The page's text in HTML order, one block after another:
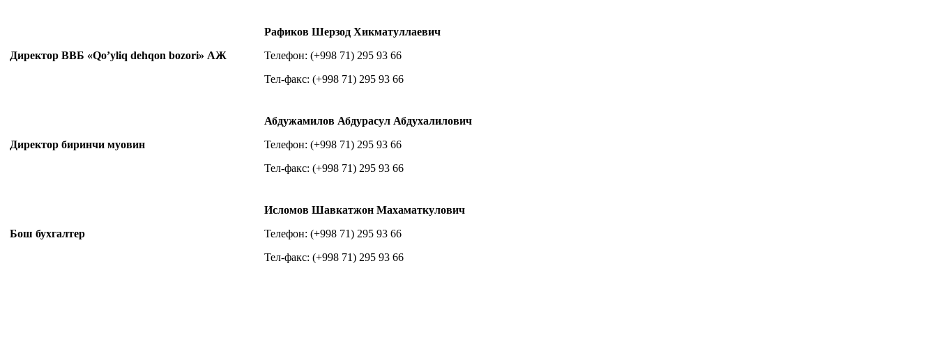
Директор ВВБ «Qo’yliq dehqon bozori» АЖ
Рафиков Шерзод Хикматуллаевич
Телефон: (+998 71) 295 93 66
Тел-факс: (+998 71) 295 93 66
Директор биринчи муовин
Абдужамилов Абдурасул Абдухалилович
Телефон: (+998 71) 295 93 66
Тел-факс: (+998 71) 295 93 66
Бош бухгалтер
Исломов Шавкатжон Махаматкулович
Телефон: (+998 71) 295 93 66
Тел-факс: (+998 71) 295 93 66